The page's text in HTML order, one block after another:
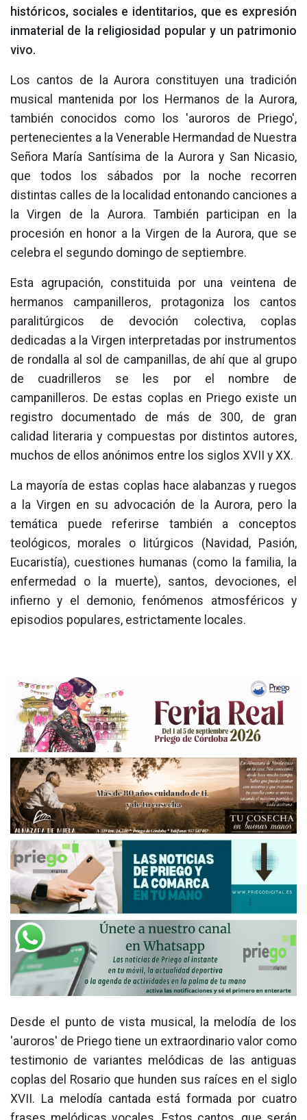
históricos, sociales e identitarios, que es expresión
inmaterial de la religiosidad popular y un patrimonio
vivo.
Los cantos de la Aurora constituyen una tradición
musical mantenida por los Hermanos de la Aurora,
también conocidos como los 'auroros de Priego',
pertenecientes a la Venerable Hermandad de Nuestra
Señora María Santísima de la Aurora y San Nicasio,
que todos los sábados por la noche recorren
distintas calles de la localidad entonando canciones a
la Virgen de la Aurora. También participan en la
procesión en honor a la Virgen de la Aurora, que se
celebra el segundo domingo de septiembre.
Esta agrupación, constituida por una veintena de
hermanos campanilleros, protagoniza los cantos
paralitúrgicos de devoción colectiva, coplas
dedicadas a la Virgen interpretadas por instrumentos
de rondalla al sol de campanillas, de ahí que al grupo
de cuadrilleros se les por el nombre de
campanilleros. De estas coplas en Priego existe un
registro documentado de más de 300, de gran
calidad literaria y compuestas por distintos autores,
muchos de ellos anónimos entre los siglos XVII y XX.
La mayoría de estas coplas hace alabanzas y ruegos
a la Virgen en su advocación de la Aurora, pero la
temática puede referirse también a conceptos
teológicos, morales o litúrgicos (Navidad, Pasión,
Eucaristía), cuestiones humanas (como la familia, la
enfermedad o la muerte), santos, devociones, el
infierno y el demonio, fenómenos atmosféricos y
episodios populares, estrictamente locales.
Desde el punto de vista musical, la melodía de los
'auroros' de Priego tiene un extraordinario valor como
testimonio de variantes melódicas de las antiguas
coplas del Rosario que hunden sus raíces en el siglo
XVII. La melodía cantada está formada por cuatro